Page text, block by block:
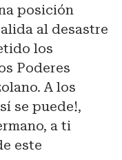
posición
al desastre
los
Poderes
A los
se puede!,
a ti
este